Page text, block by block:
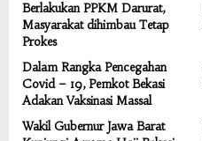
Berlakukan PPKM Darurat,
Masyarakat dihimbau Tetap
Prokes
Dalam Rangka Pencegahan
Covid – 19, Pemkot Bekasi
Adakan Vaksinasi Massal
Wakil Gubernur Jawa Barat